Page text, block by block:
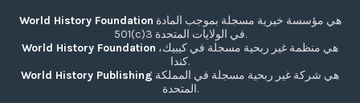
World History Foundation
501(c)3 في الولايات المتحدة.
World History Foundation
كندا.
World History Publishing
المتحدة.